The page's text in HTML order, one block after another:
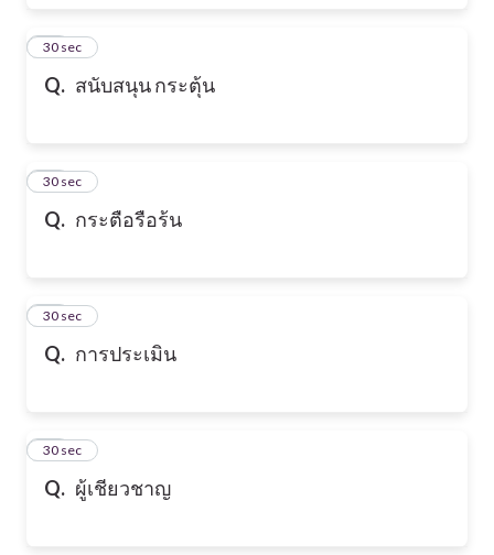
Q. สนับสนุน กระตุ้น
17
30 sec
Q. กระตือรือร้น
18
30 sec
Q. การประเมิน
19
30 sec
Q. ผู้เชียวชาญ
20
30 sec